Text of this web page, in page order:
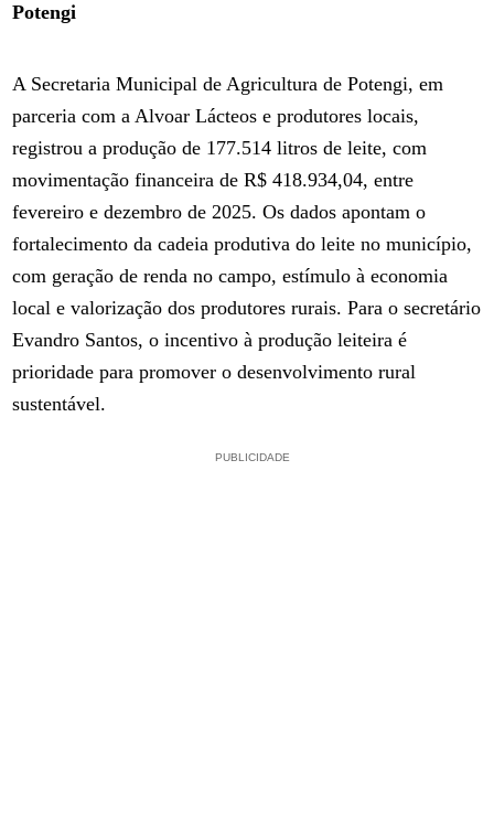
Potengi
A Secretaria Municipal de Agricultura de Potengi, em
parceria com a Alvoar Lácteos e produtores locais,
registrou a produção de 177.514 litros de leite, com
movimentação financeira de R$ 418.934,04, entre
fevereiro e dezembro de 2025. Os dados apontam o
fortalecimento da cadeia produtiva do leite no município,
com geração de renda no campo, estímulo à economia
local e valorização dos produtores rurais. Para o secretário
Evandro Santos, o incentivo à produção leiteira é
prioridade para promover o desenvolvimento rural
sustentável.
PUBLICIDADE